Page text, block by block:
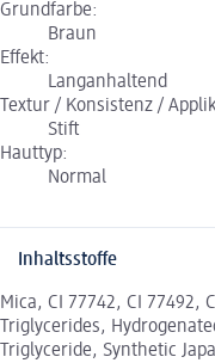
Grundfarbe:
Braun
Effekt:
Langanhaltend
Textur / Konsistenz /
Stift
Hauttyp:
Normal
Inhaltsstoffe
Mica, CI 77742, CI 77492,
Triglycerides,
Triglyceride, Synthetic